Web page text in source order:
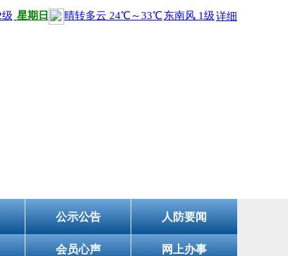
公示公告 人防要闻
会员心声 网上办事